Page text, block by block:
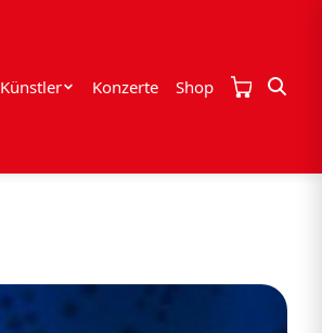
Künstler Konzerte Shop